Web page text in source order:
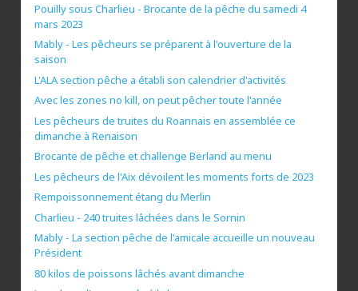
Pouilly sous Charlieu - Brocante de la pêche du samedi 4
mars 2023
Mably - Les pêcheurs se préparent à l'ouverture de la
saison
L'ALA section pêche a établi son calendrier d'activités
Avec les zones no kill, on peut pêcher toute l'année
Les pêcheurs de truites du Roannais en assemblée ce
dimanche à Renaison
Brocante de pêche et challenge Berland au menu
Les pêcheurs de l'Aix dévoilent les moments forts de 2023
Rempoissonnement étang du Merlin
Charlieu - 240 truites lâchées dans le Sornin
Mably - La section pêche de l'amicale accueille un nouveau
Président
80 kilos de poissons lâchés avant dimanche